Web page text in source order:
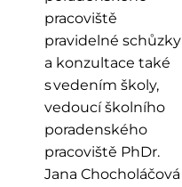
pracoviště
pravidelné schůzky
a konzultace také
s vedením školy,
vedoucí školního
poradenského
pracoviště PhDr.
Jana Chocholáčová